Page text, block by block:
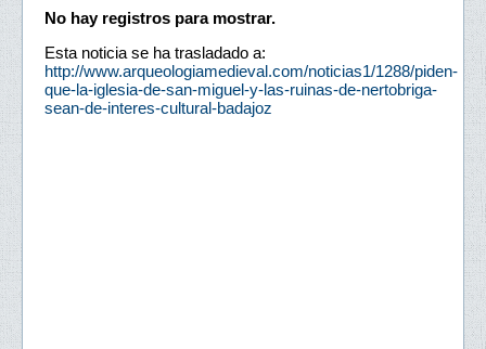
No hay registros para mostrar.
Esta noticia se ha trasladado a:
http://www.arqueologiamedieval.com/noticias1/1288/piden-
que-la-iglesia-de-san-miguel-y-las-ruinas-de-nertobriga-
sean-de-interes-cultural-badajoz